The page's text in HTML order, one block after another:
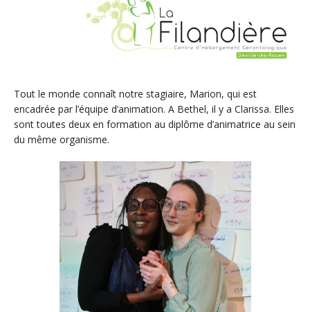
Tout le monde connaît notre stagiaire, Marion, qui est
encadrée par l’équipe d’animation. A Bethel, il y a Clarissa. Elles
sont toutes deux en formation au diplôme d’animatrice au sein
du même organisme.